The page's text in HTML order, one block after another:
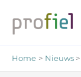
naar
inhoud
Home Nieuws